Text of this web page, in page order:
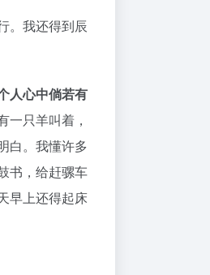
。我还得到辰
人心中倘若有
一只羊叫着，
白。我懂许多
书，给赶骡车
早上还得起床